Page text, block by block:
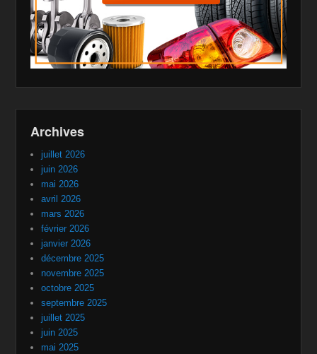
Archives
juillet 2026
juin 2026
mai 2026
avril 2026
mars 2026
février 2026
janvier 2026
décembre 2025
novembre 2025
octobre 2025
septembre 2025
juillet 2025
juin 2025
mai 2025